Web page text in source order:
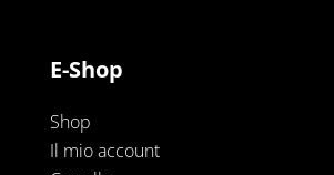
E-Shop
Shop
Il mio account